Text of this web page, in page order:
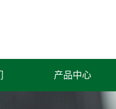
产品中心